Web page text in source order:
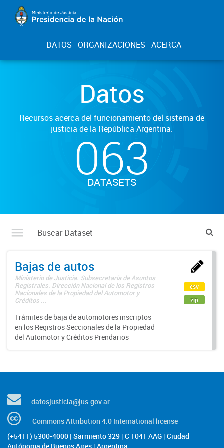
DATOS ORGANIZACIONES ACERCA
Datos
Recursos acerca del funcionamiento del sistema de
justicia de la República Argentina.
063
DATASETS
Bajas de autos
Ministerio de Justicia. Subsecretaría de Asuntos
Registrales. Dirección Nacional de los Registros
Nacionales de la Propiedad del Automotor y
Créditos ...
Trámites de baja de automotores inscriptos
en los Registros Seccionales de la Propiedad
del Automotor y Créditos Prendarios
csv
zip
datosjusticia@jus.gov.ar
Commons Attribution 4.0 International license
(+5411) 5300-4000 | Sarmiento 329 | C 1041 AAG | Ciudad